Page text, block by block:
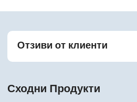
Отзиви от клиенти
Сходни Продукти